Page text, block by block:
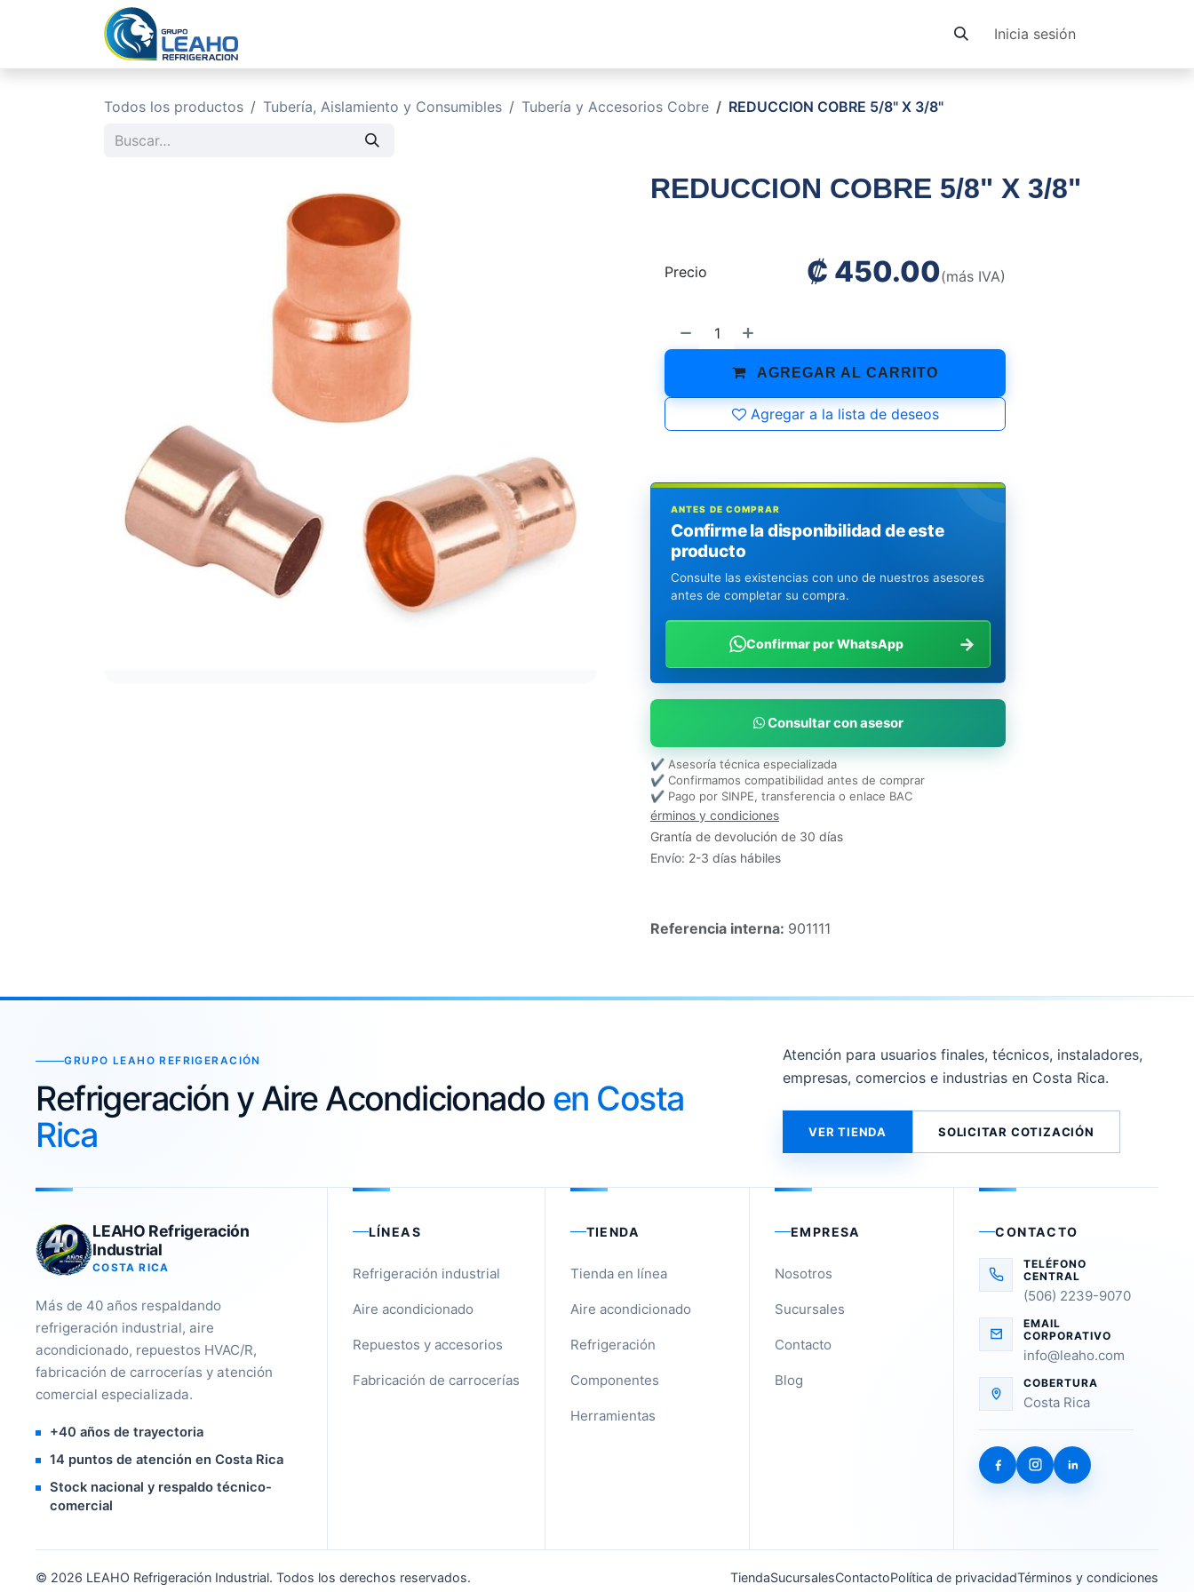
Inicia sesión
Todos los productos Tubería, Aislamiento y Consumibles Tubería y Accesorios Cobre REDUCCION COBRE 5/8" X 3/8"
REDUCCION COBRE 5/8" X 3/8"
AGREGAR AL CARRITO
Agregar a la lista de deseos
Precio ₡ 450.00(más IVA)
ANTES DE COMPRAR
Confirme la disponibilidad de este
producto
Consulte las existencias con uno de nuestros asesores
antes de completar su compra.
Confirmar por WhatsApp →
Consultar con asesor
✔ Asesoría técnica especializada
✔ Confirmamos compatibilidad antes de comprar
✔ Pago por SINPE, transferencia o enlace BAC
érminos y condiciones
Grantía de devolución de 30 días
Envío: 2-3 días hábiles
Referencia interna: 901111
GRUPO LEAHO REFRIGERACIÓN
Refrigeración y Aire Acondicionado en Costa
Rica
Atención para usuarios finales, técnicos, instaladores,
empresas, comercios e industrias en Costa Rica.
VER TIENDA SOLICITAR COTIZACIÓN
LEAHO Refrigeración
Industrial
COSTA RICA
Más de 40 años respaldando
refrigeración industrial, aire
acondicionado, repuestos HVAC/R,
fabricación de carrocerías y atención
comercial especializada.
+40 años de trayectoria
14 puntos de atención en Costa Rica
Stock nacional y respaldo técnico-
comercial
LÍNEAS
Refrigeración industrial
Aire acondicionado
Repuestos y accesorios
Fabricación de carrocerías
TIENDA
Tienda en línea
Aire acondicionado
Refrigeración
Componentes
Herramientas
EMPRESA
Nosotros
Sucursales
Contacto
Blog
CONTACTO
TELÉFONO
CENTRAL
(506) 2239-9070
EMAIL
CORPORATIVO
info@leaho.com
COBERTURA
Costa Rica
© 2026 LEAHO Refrigeración Industrial. Todos los derechos reservados. TiendaSucursalesContactoPolítica de privacidadTérminos y condiciones